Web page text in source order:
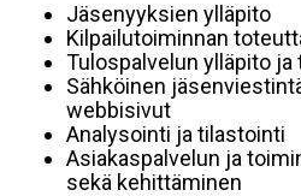
Jäsenyyksien ylläpito
Kilpailutoiminnan
Tulospalvelun ylläpito
Sähköinen
webbisivut
Analysointi ja tilastointi
Asiakaspalvelun ja
sekä kehittäminen